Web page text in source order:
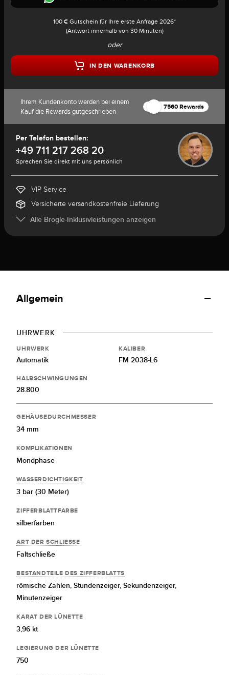
100 € Gutschein für Ihre erste Anfrage 2026*
(Antwort innerhalb von 30 Minuten)
oder
IN DEN WARENKORB
Ihrem Kundenkonto werden bei einem
Kauf die Rewards gutgeschrieben
7560 Rewards
Per Telefon bestellen:
+49 711 217 268 20
Sprechen Sie direkt mit uns persönlich
VIP Service
Versicherte versandkostenfreie Lieferung
Alle Brogle-Inklusivleistungen anzeigen
Allgemein
UHRWERK
UHRWERK
Automatik
KALIBER
FM 2038-L6
HALBSCHWINGUNGEN
28.800
GEHÄUSEDURCHMESSER
34 mm
KOMPLIKATIONEN
Mondphase
WASSERDICHTIGKEIT
3 bar (30 Meter)
ZIFFERBLATTFARBE
silberfarben
ART DER SCHLIESSE
Faltschließe
BESTANDTEILE DES ZIFFERBLATTS
römische Zahlen,Stundenzeiger,Sekundenzeiger,
Minutenzeiger
KARAT DER LÜNETTE
3,96 kt
LEGIERUNG DER LÜNETTE
750